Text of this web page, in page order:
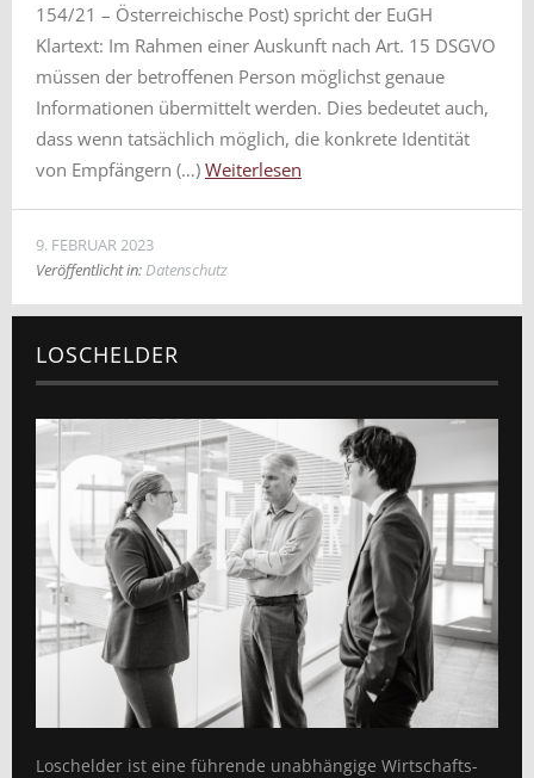
154/21 – Österreichische Post) spricht der EuGH
Klartext: Im Rahmen einer Auskunft nach Art. 15 DSGVO
müssen der betroffenen Person möglichst genaue
Informationen übermittelt werden. Dies bedeutet auch,
dass wenn tatsächlich möglich, die konkrete Identität
von Empfängern (…) Weiterlesen
9. FEBRUAR 2023
Veröffentlicht in:Datenschutz
LOSCHELDER
Loschelder ist eine führende unabhängige Wirtschafts­